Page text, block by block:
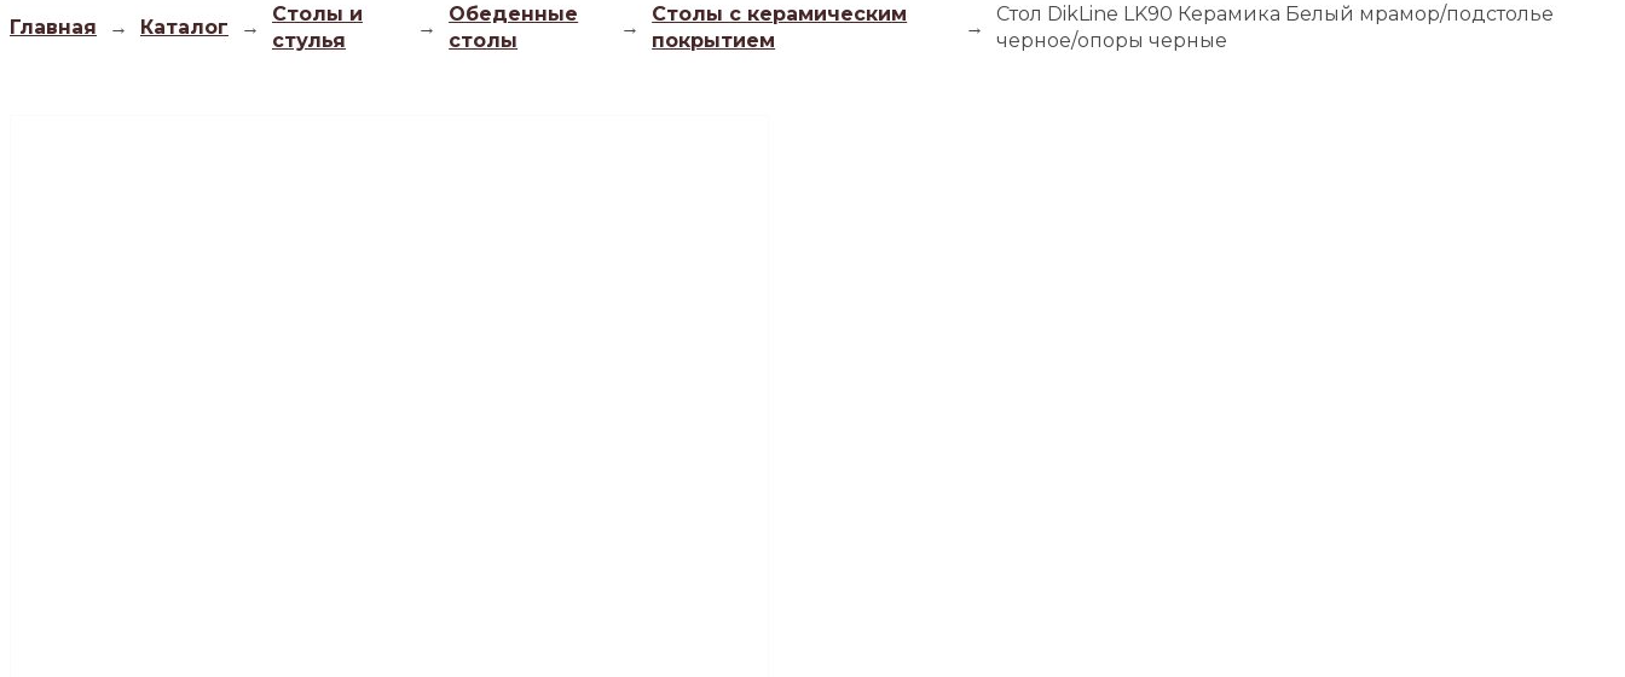
Главная → Каталог →
Столы и
стулья
→
Обеденные
столы
→
Столы с керамическим
покрытием
→
Стол DikLine LK90 Керамика Белый мрамор/подстолье
черное/опоры черные